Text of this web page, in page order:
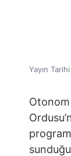
Yayın